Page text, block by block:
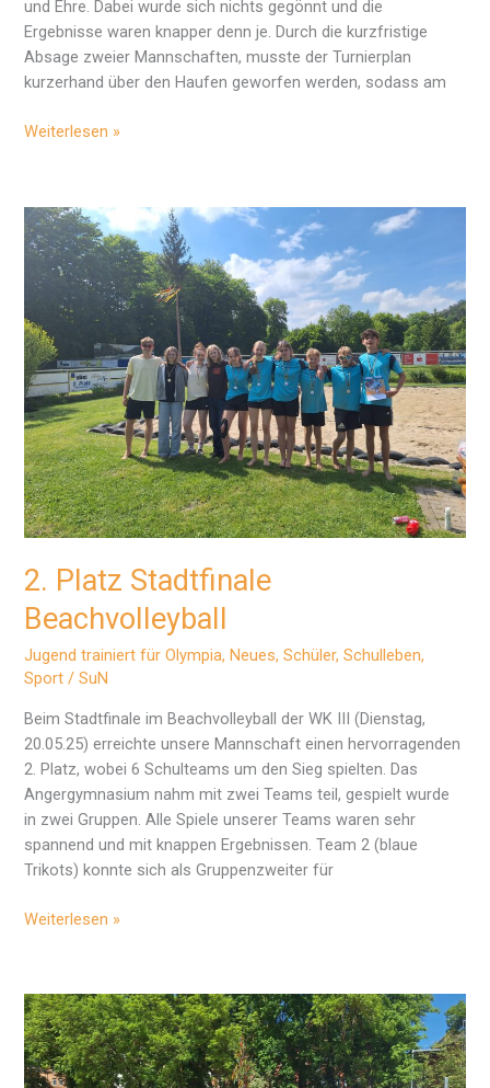
und Ehre. Dabei wurde sich nichts gegönnt und die
Ergebnisse waren knapper denn je. Durch die kurzfristige
Absage zweier Mannschaften, musste der Turnierplan
kurzerhand über den Haufen geworfen werden, sodass am
2.
Volleyballturnier
Weiterlesen »
2. Platz Stadtfinale
Beachvolleyball
Jugend trainiert für Olympia, Neues,Schüler,Schulleben,
Sport /SuN
Beim Stadtfinale im Beachvolleyball der WK III (Dienstag,
20.05.25) erreichte unsere Mannschaft einen hervorragenden
2. Platz, wobei 6 Schulteams um den Sieg spielten. Das
Angergymnasium nahm mit zwei Teams teil, gespielt wurde
in zwei Gruppen. Alle Spiele unserer Teams waren sehr
spannend und mit knappen Ergebnissen. Team 2 (blaue
Trikots) konnte sich als Gruppenzweiter für
2.
Beachvolleyball
Weiterlesen »